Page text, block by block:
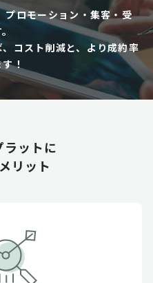
ロモーション・集客・受
コスト削減と、より成約率
！
ラットに
リット